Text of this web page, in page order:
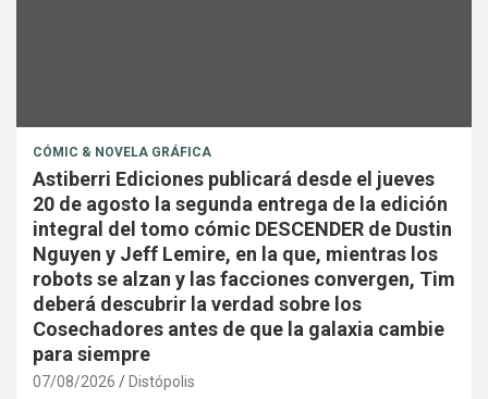
CÓMIC & NOVELA GRÁFICA
Astiberri Ediciones publicará desde el jueves
20 de agosto la segunda entrega de la edición
integral del tomo cómic DESCENDER de Dustin
Nguyen y Jeff Lemire, en la que, mientras los
robots se alzan y las facciones convergen, Tim
deberá descubrir la verdad sobre los
Cosechadores antes de que la galaxia cambie
para siempre
07/08/2026 Distópolis